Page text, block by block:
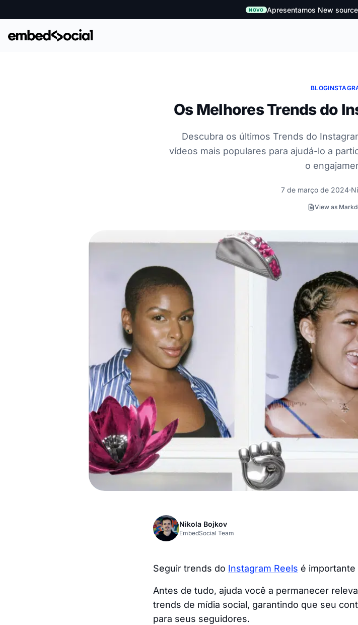
NOVO Apresentamos New
BLOG
Os Melhores Trends do
Descubra os últimos Trends do
vídeos mais populares para ajudá-lo a
o
7 de março de 2024
View as
Nikola Bojkov
EmbedSocial Team
Seguir trends do Instagram Reels é
Antes de tudo, ajuda você a permanecer
trends de mídia social, garantindo que seu
para seus seguidores.